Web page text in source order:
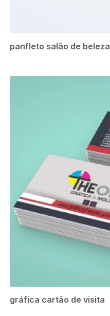
panfleto salão de beleza
gráfica cartão de visita